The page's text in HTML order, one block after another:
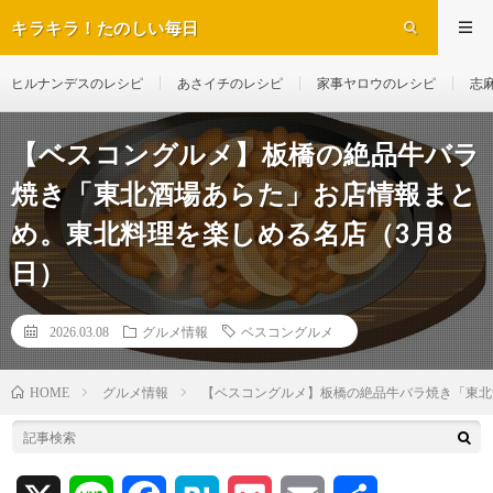
キラキラ！たのしい毎日
ヒルナンデスのレシピ あさイチのレシピ 家事ヤロウのレシピ 志
【ベスコングルメ】板橋の絶品牛バラ
焼き「東北酒場あらた」お店情報まと
め。東北料理を楽しめる名店（3月8
日）
2026.03.08 グルメ情報 ベスコングルメ
HOME グルメ情報 【ベスコングルメ】板橋の絶品牛バラ焼き「東